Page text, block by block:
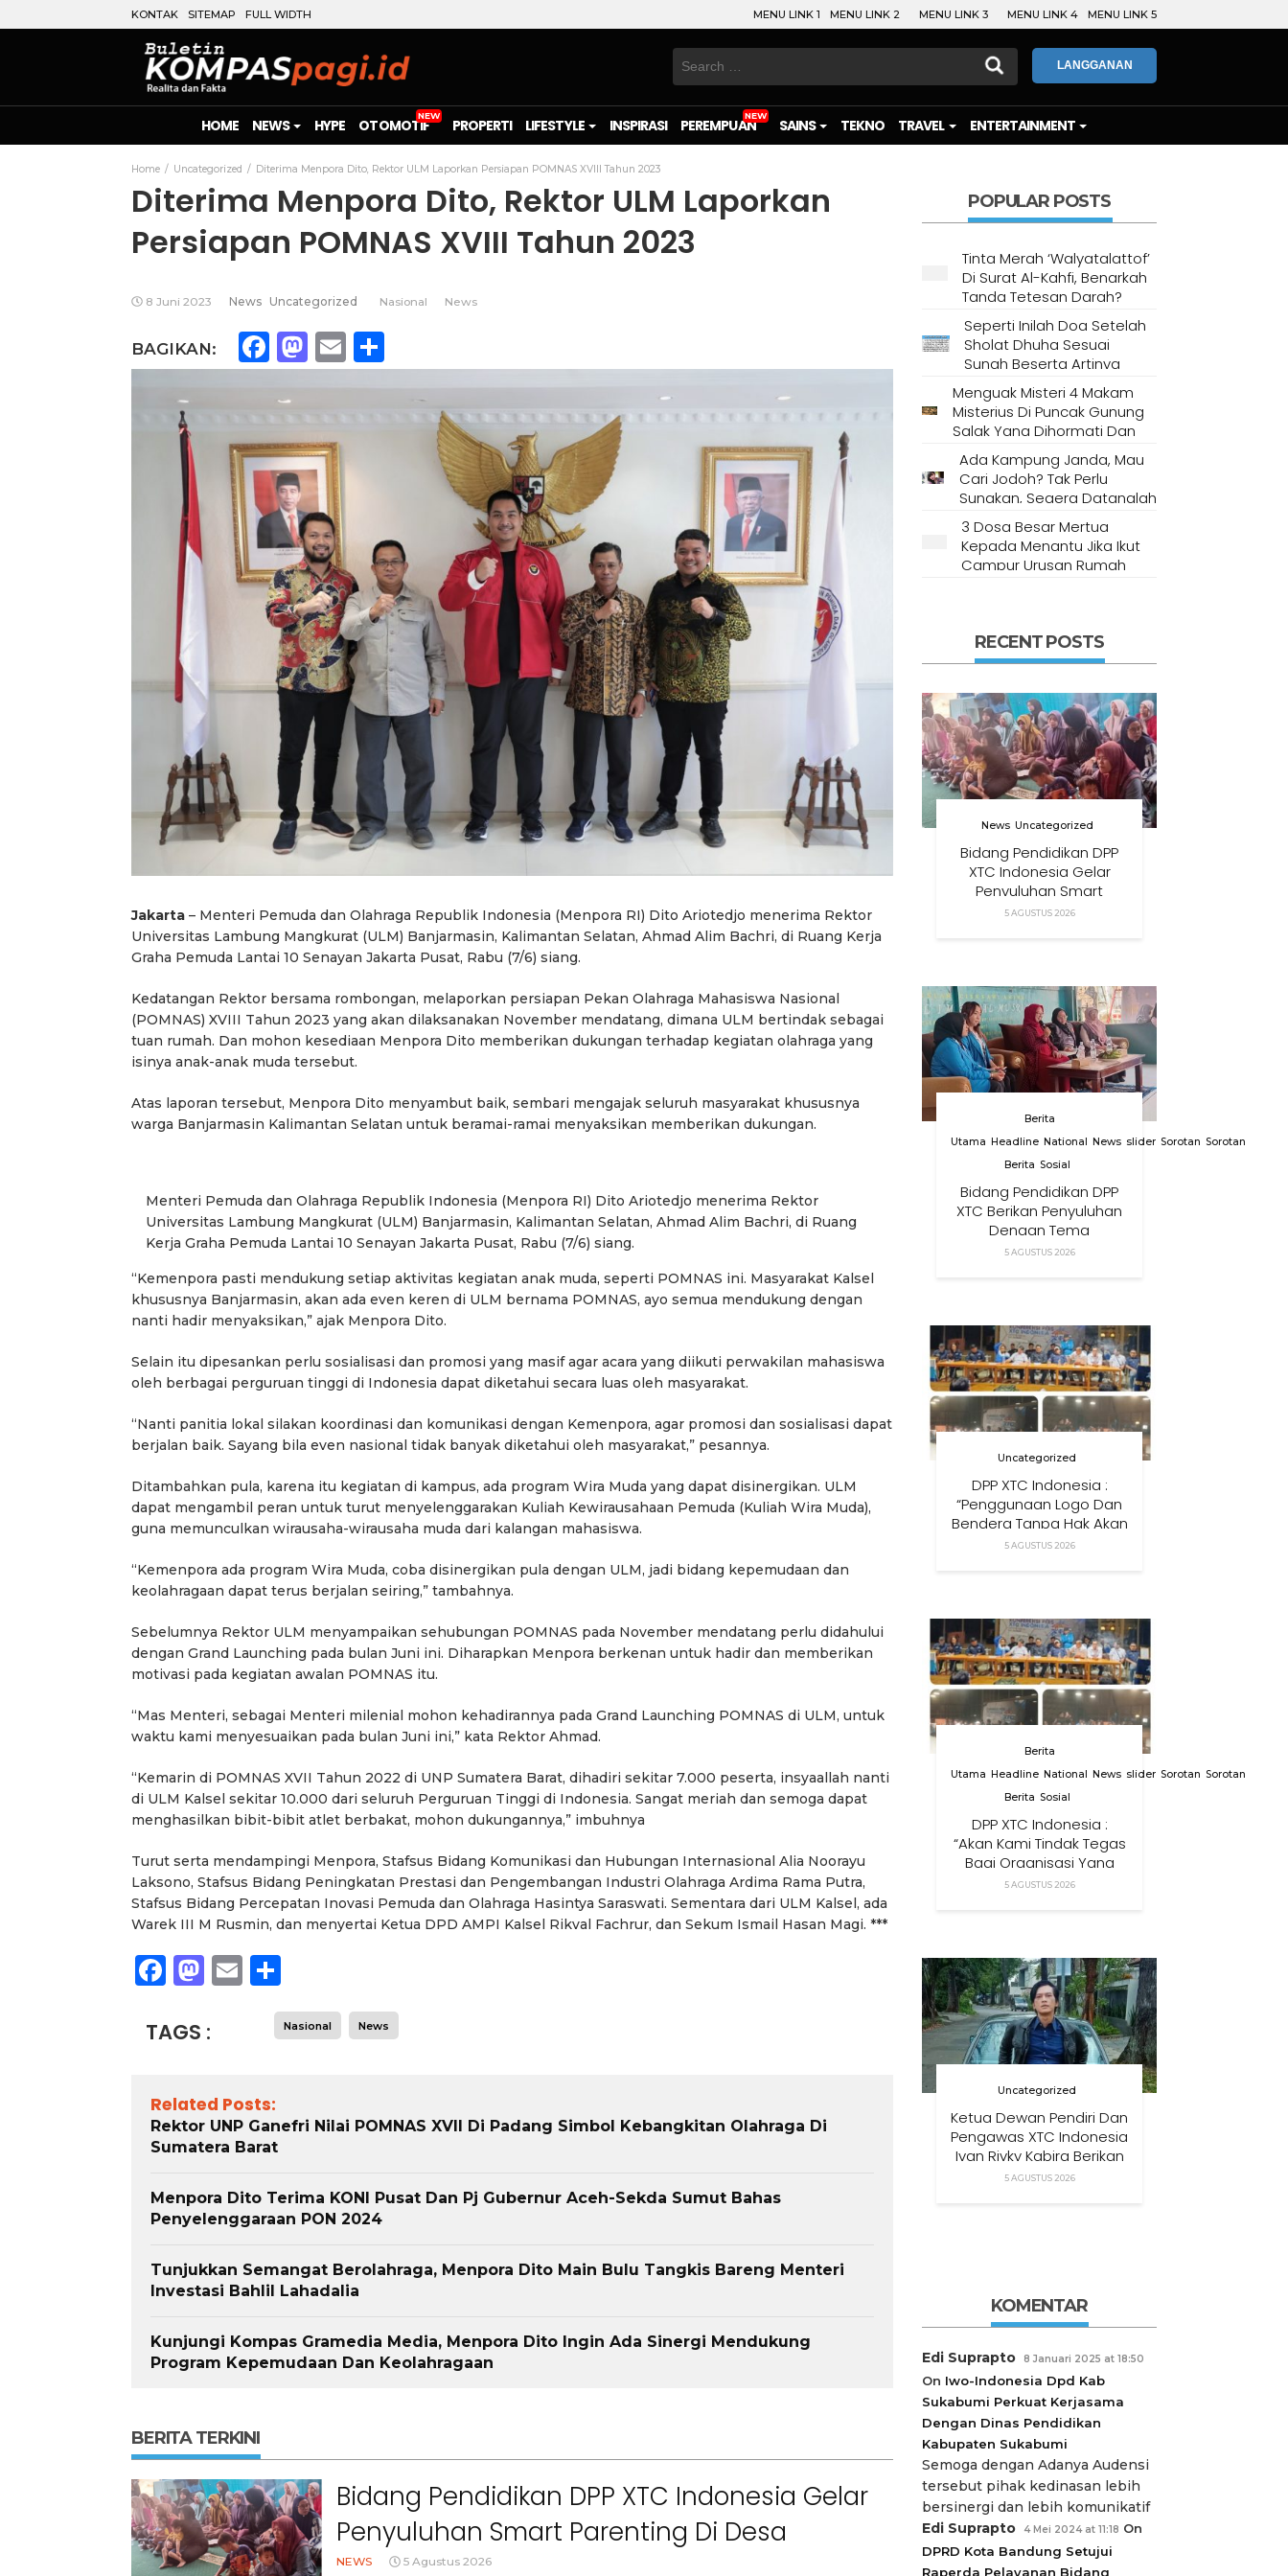
KONTAK SITEMAP FULL WIDTH MENU LINK 1 MENU LINK 2 MENU LINK 3 MENU LINK 4 MENU LINK 5
Search
LANGGANAN
HOME NEWS HYPE OTOMOTIF PROPERTI LIFESTYLE INSPIRASI PEREMPUAN SAINS TEKNO TRAVEL ENTERTAINMENT
Home Uncategorized Diterima Menpora Dito, Rektor ULM Laporkan Persiapan POMNAS XVIII Tahun 2023
Diterima Menpora Dito, Rektor ULM Laporkan
Persiapan POMNAS XVIII Tahun 2023
8 Juni 2023 News Uncategorized Nasional News
BAGIKAN: Facebook
Mastodon
Email
Jakarta – Menteri Pemuda dan Olahraga Republik Indonesia (Menpora RI) Dito Ariotedjo menerima Rektor
Universitas Lambung Mangkurat (ULM) Banjarmasin, Kalimantan Selatan, Ahmad Alim Bachri, di Ruang Kerja
Graha Pemuda Lantai 10 Senayan Jakarta Pusat, Rabu (7/6) siang.
Kedatangan Rektor bersama rombongan, melaporkan persiapan Pekan Olahraga Mahasiswa Nasional
(POMNAS) XVIII Tahun 2023 yang akan dilaksanakan November mendatang, dimana ULM bertindak sebagai
tuan rumah. Dan mohon kesediaan Menpora Dito memberikan dukungan terhadap kegiatan olahraga yang
isinya anak-anak muda tersebut.
Atas laporan tersebut, Menpora Dito menyambut baik, sembari mengajak seluruh masyarakat khususnya
warga Banjarmasin Kalimantan Selatan untuk beramai-ramai menyaksikan memberikan dukungan.
Menteri Pemuda dan Olahraga Republik Indonesia (Menpora RI) Dito Ariotedjo menerima Rektor
Universitas Lambung Mangkurat (ULM) Banjarmasin, Kalimantan Selatan, Ahmad Alim Bachri, di Ruang
Kerja Graha Pemuda Lantai 10 Senayan Jakarta Pusat, Rabu (7/6) siang.
“Kemenpora pasti mendukung setiap aktivitas kegiatan anak muda, seperti POMNAS ini. Masyarakat Kalsel
khususnya Banjarmasin, akan ada even keren di ULM bernama POMNAS, ayo semua mendukung dengan
nanti hadir menyaksikan,” ajak Menpora Dito.
Selain itu dipesankan perlu sosialisasi dan promosi yang masif agar acara yang diikuti perwakilan mahasiswa
oleh berbagai perguruan tinggi di Indonesia dapat diketahui secara luas oleh masyarakat.
“Nanti panitia lokal silakan koordinasi dan komunikasi dengan Kemenpora, agar promosi dan sosialisasi dapat
berjalan baik. Sayang bila even nasional tidak banyak diketahui oleh masyarakat,” pesannya.
Ditambahkan pula, karena itu kegiatan di kampus, ada program Wira Muda yang dapat disinergikan. ULM
dapat mengambil peran untuk turut menyelenggarakan Kuliah Kewirausahaan Pemuda (Kuliah Wira Muda),
guna memunculkan wirausaha-wirausaha muda dari kalangan mahasiswa.
“Kemenpora ada program Wira Muda, coba disinergikan pula dengan ULM, jadi bidang kepemudaan dan
keolahragaan dapat terus berjalan seiring,” tambahnya.
Sebelumnya Rektor ULM menyampaikan sehubungan POMNAS pada November mendatang perlu didahului
dengan Grand Launching pada bulan Juni ini. Diharapkan Menpora berkenan untuk hadir dan memberikan
motivasi pada kegiatan awalan POMNAS itu.
“Mas Menteri, sebagai Menteri milenial mohon kehadirannya pada Grand Launching POMNAS di ULM, untuk
waktu kami menyesuaikan pada bulan Juni ini,” kata Rektor Ahmad.
“Kemarin di POMNAS XVII Tahun 2022 di UNP Sumatera Barat, dihadiri sekitar 7.000 peserta, insyaallah nanti
di ULM Kalsel sekitar 10.000 dari seluruh Perguruan Tinggi di Indonesia. Sangat meriah dan semoga dapat
menghasilkan bibit-bibit atlet berbakat, mohon dukungannya,” imbuhnya
Turut serta mendampingi Menpora, Stafsus Bidang Komunikasi dan Hubungan Internasional Alia Noorayu
Laksono, Stafsus Bidang Peningkatan Prestasi dan Pengembangan Industri Olahraga Ardima Rama Putra,
Stafsus Bidang Percepatan Inovasi Pemuda dan Olahraga Hasintya Saraswati. Sementara dari ULM Kalsel, ada
Warek III M Rusmin, dan menyertai Ketua DPD AMPI Kalsel Rikval Fachrur, dan Sekum Ismail Hasan Magi. ***
Facebook
Mastodon
Email
TAGS : Nasional News
Related Posts:
Rektor UNP Ganefri Nilai POMNAS XVII Di Padang Simbol Kebangkitan Olahraga Di
Sumatera Barat
Menpora Dito Terima KONI Pusat Dan Pj Gubernur Aceh-Sekda Sumut Bahas
Penyelenggaraan PON 2024
Tunjukkan Semangat Berolahraga, Menpora Dito Main Bulu Tangkis Bareng Menteri
Investasi Bahlil Lahadalia
Kunjungi Kompas Gramedia Media, Menpora Dito Ingin Ada Sinergi Mendukung
Program Kepemudaan Dan Keolahragaan
BERITA TERKINI
Bidang Pendidikan DPP XTC Indonesia Gelar
Penyuluhan Smart Parenting Di Desa
Cihanjuang KBB
NEWS 5 Agustus 2026
POPULAR POSTS
Tinta Merah ‘Walyatalattof’
Di Surat Al-Kahfi, Benarkah
Tanda Tetesan Darah?
Seperti Inilah Doa Setelah
Sholat Dhuha Sesuai
Sunah Beserta Artinya
Menguak Misteri 4 Makam
Misterius Di Puncak Gunung
Salak Yang Dihormati Dan
Dianggap Tempat Suci Oleh
Masyarakat Setempat
Ada Kampung Janda, Mau
Cari Jodoh? Tak Perlu
Sungkan, Segera Datanglah
Ke Desa Ini
3 Dosa Besar Mertua
Kepada Menantu Jika Ikut
Campur Urusan Rumah
RECENT POSTS
News Uncategorized
Bidang Pendidikan DPP
XTC Indonesia Gelar
Penyuluhan Smart
Parenting Di Desa
5 AGUSTUS 2026
Berita
Utama
Headline National News slider Sorotan Sorotan
Berita Sosial
Bidang Pendidikan DPP
XTC Berikan Penyuluhan
Dengan Tema
Membangun Peran
5 AGUSTUS 2026
Uncategorized
DPP XTC Indonesia :
“Penggunaan Logo Dan
Bendera Tanpa Hak Akan
Ditindak”
5 AGUSTUS 2026
Berita
Utama
Headline National News slider Sorotan Sorotan
Berita Sosial
DPP XTC Indonesia :
“Akan Kami Tindak Tegas
Bagi Organisasi Yang
Menggunakan Nama,
5 AGUSTUS 2026
Uncategorized
Ketua Dewan Pendiri Dan
Pengawas XTC Indonesia
Ivan Rivky Kabira Berikan
Peryataan Sikap Terkait
5 AGUSTUS 2026
KOMENTAR
Edi Suprapto 8 Januari 2025 at 18:50
On Iwo-Indonesia Dpd Kab
Sukabumi Perkuat Kerjasama
Dengan Dinas Pendidikan
Kabupaten Sukabumi
Semoga dengan Adanya Audensi
tersebut pihak kedinasan lebih
bersinergi dan lebih komunikatif
Edi Suprapto
4 Mei 2024 at 11:18 On
DPRD Kota Bandung Setujui
Raperda Pelayanan Bidang